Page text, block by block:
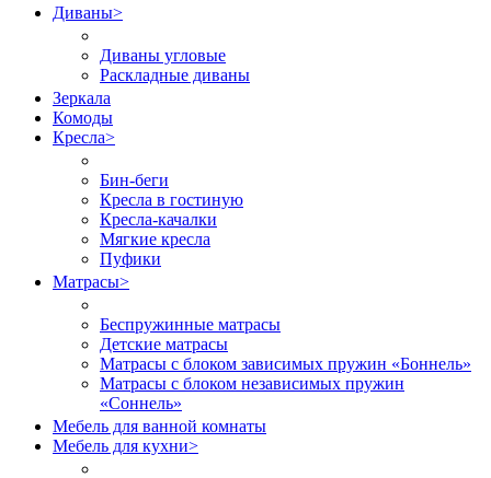
Диваны>
Диваны угловые
Раскладные диваны
Зеркала
Комоды
Кресла>
Бин-беги
Кресла в гостиную
Кресла-качалки
Мягкие кресла
Пуфики
Матрасы>
Беспружинные матрасы
Детские матрасы
Матрасы с блоком зависимых пружин «Боннель»
Матрасы с блоком независимых пружин
«Соннель»
Мебель для ванной комнаты
Мебель для кухни>